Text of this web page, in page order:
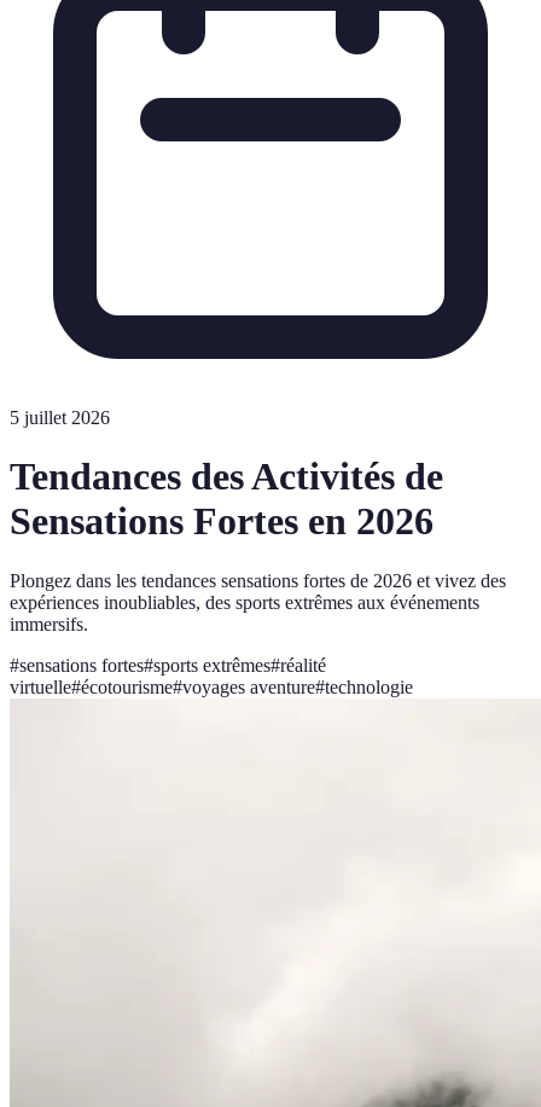
5 juillet 2026
Tendances des Activités de
Sensations Fortes en 2026
Plongez dans les tendances sensations fortes de 2026 et vivez des
expériences inoubliables, des sports extrêmes aux événements
immersifs.
#sensations fortes#sports extrêmes#réalité
virtuelle#écotourisme#voyages aventure#technologie